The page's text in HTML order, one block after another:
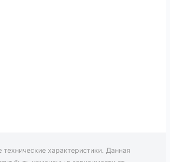
характеристики. Данная